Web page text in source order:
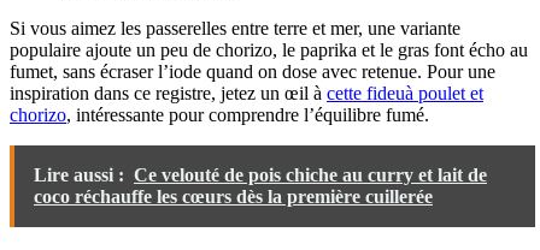
Si vous aimez les passerelles entre terre et mer, une variante
populaire ajoute un peu de chorizo, le paprika et le gras font écho au
fumet, sans écraser l’iode quand on dose avec retenue. Pour une
inspiration dans ce registre, jetez un œil à cette fideuà poulet et
chorizo, intéressante pour comprendre l’équilibre fumé.
Lire aussi : Ce velouté de pois chiche au curry et lait de
coco réchauffe les cœurs dès la première cuillerée